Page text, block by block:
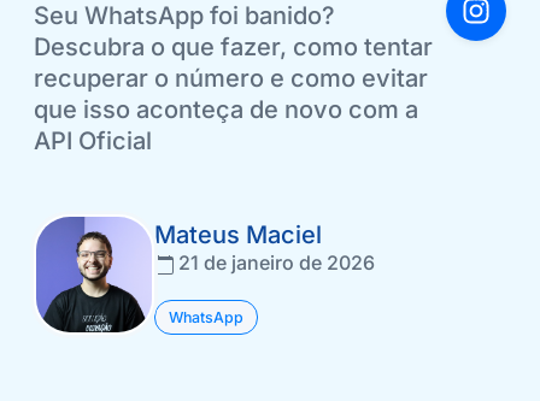
Seu WhatsApp foi banido?
Descubra o que fazer, como tentar
recuperar o número e como evitar
que isso aconteça de novo com a
API Oficial
Mateus Maciel
21 de janeiro de 2026
WhatsApp